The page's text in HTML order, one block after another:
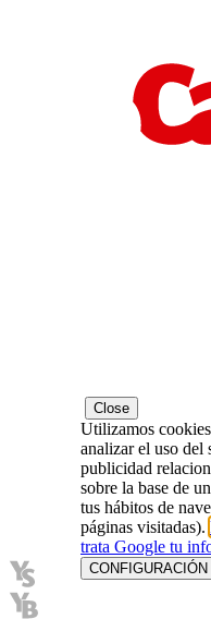
Close
Utilizamos
analizar el uso del
publicidad
sobre la base de
tus hábitos de
páginas visitadas).
trata Google tu
CONFIGURACIÓN